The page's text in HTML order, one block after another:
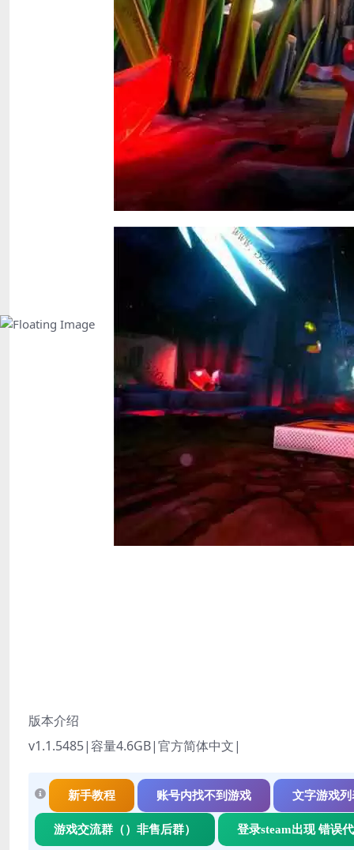
版本介绍
v1.1.5485|容量4.6GB|官方简体中文|
新手教程 账号内找不到游戏 文字游戏列
游戏交流群（）非售后群） 登录steam出现 错误